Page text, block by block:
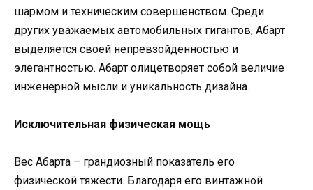
шармом и техническим совершенством. Среди
других уважаемых автомобильных гигантов, Абарт
выделяется своей непревзойденностью и
элегантностью. Абарт олицетворяет собой величие
инженерной мысли и уникальность дизайна.
Исключительная физическая мощь
Вес Абарта – грандиозный показатель его
физической тяжести. Благодаря его винтажной